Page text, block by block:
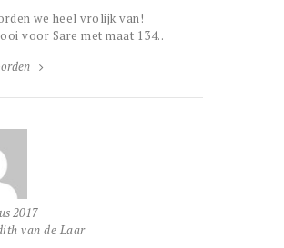
we heel vrolijk van!
voor Sare met maat 134..
2017
van de Laar